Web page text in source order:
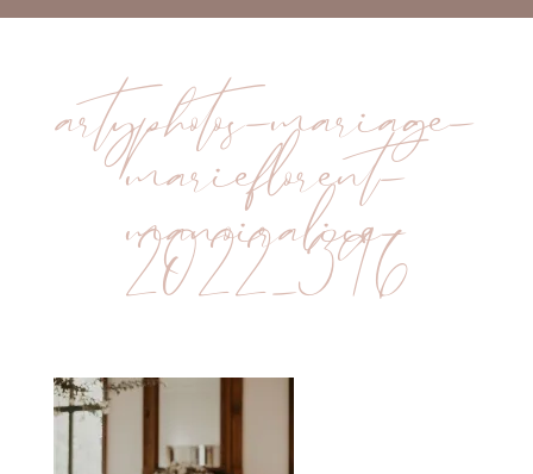
artyphotos-mariage-
marieflorent-
manoiralice-
2022_396